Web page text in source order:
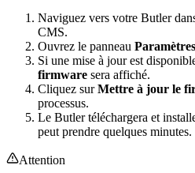
Naviguez vers votre Butler
CMS.
Ouvrez le panneau Paramètres
Si une mise à jour est
firmware sera affiché.
Cliquez surMettre à jour le
processus.
Le Butler téléchargera et
peut prendre quelques minutes.
Attention